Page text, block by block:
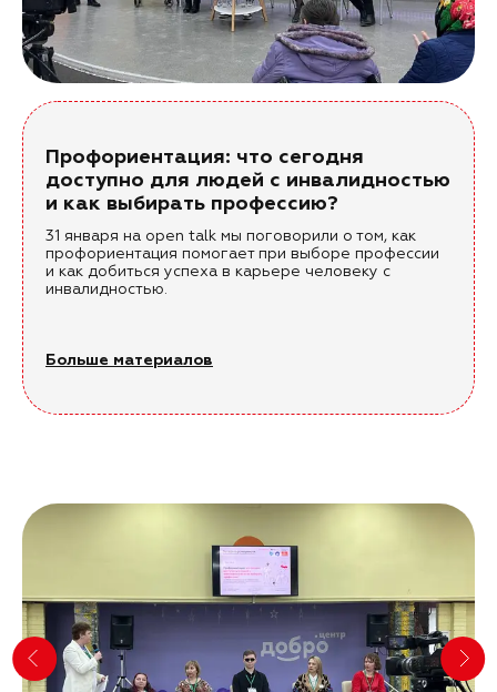
Профориентация: что сегодня
доступно для людей с инвалидностью
и как выбирать профессию?
31 января на open talk мы поговорили о том, как
профориентация помогает при выборе профессии
и как добиться успеха в карьере человеку с
инвалидностью.
Больше материалов